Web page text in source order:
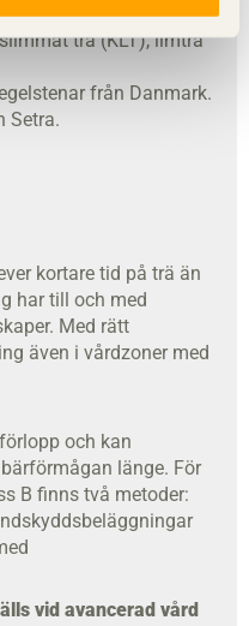
åtta våningar.
trä (KLT), limträ
från Danmark.
Setra.
kortare tid på trä än
har till och med
Med rätt
även i vårdzoner med
och kan
länge. För
B finns två metoder:
vid avancerad vård